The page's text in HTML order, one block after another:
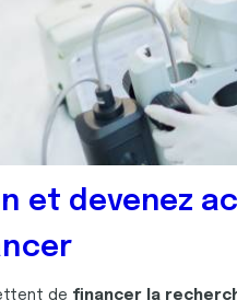
et devenez
de financer la